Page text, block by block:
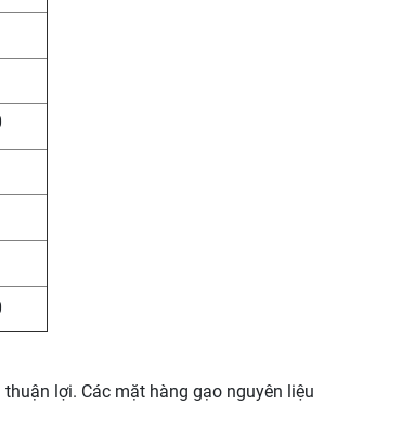
lợi. Các mặt hàng gạo nguyên liệu